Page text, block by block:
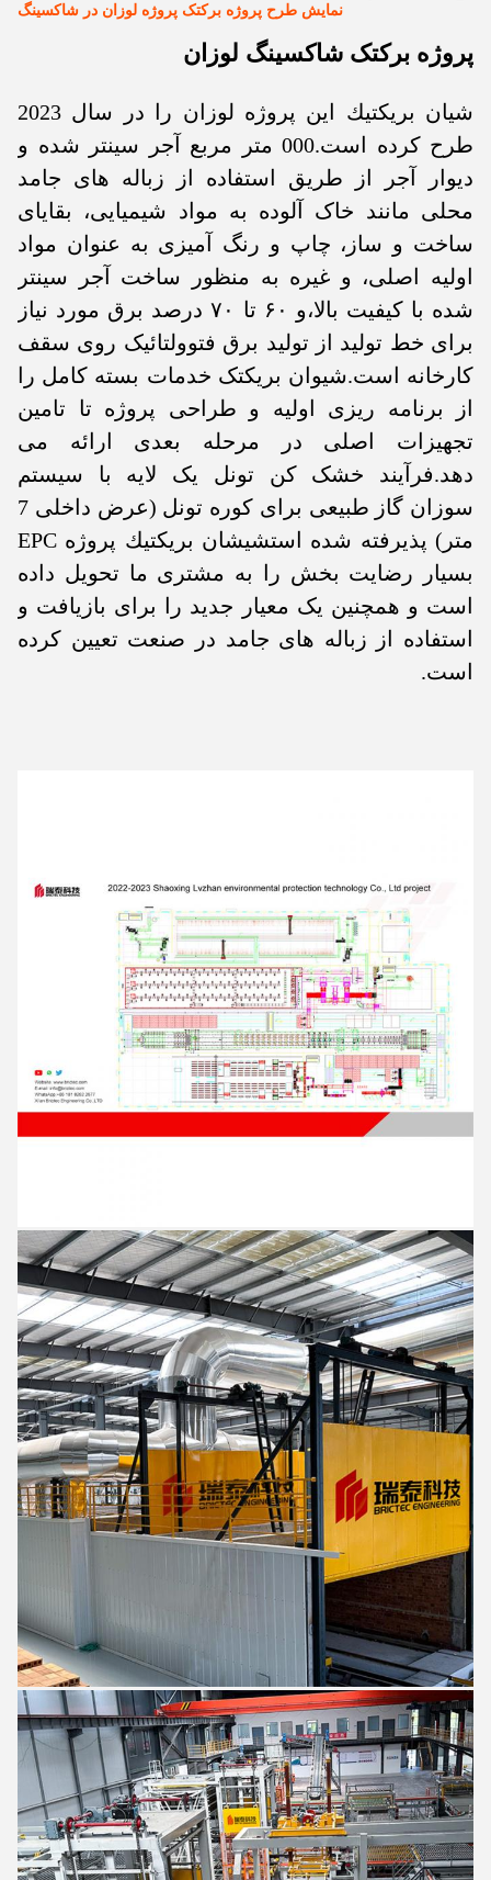
نمایش طرح پروژه برکتک پروژه لوزان در شاکسینگ
پروژه برکتک شاکسینگ لوزان
شيان بريكتيك اين پروژه لوزان را در سال 2023
طرح كرده است.000 متر مربع آجر سینتر شده و
دیوار آجر از طریق استفاده از زباله های جامد
محلی مانند خاک آلوده به مواد شیمیایی، بقایای
ساخت و ساز، چاپ و رنگ آمیزی به عنوان مواد
اولیه اصلی، و غیره به منظور ساخت آجر سینتر
شده با کیفیت بالا،و ۶۰ تا ۷۰ درصد برق مورد نیاز
برای خط تولید از تولید برق فتوولتائیک روی سقف
کارخانه است.شیوان بریکتک خدمات بسته کامل را
از برنامه ریزی اولیه و طراحی پروژه تا تامین
تجهیزات اصلی در مرحله بعدی ارائه می
دهد.فرآیند خشک کن تونل یک لایه با سیستم
سوزان گاز طبیعی برای کوره تونل (عرض داخلی 7
متر) پذیرفته شده استشيشان بريكتيك پروژه EPC
بسیار رضایت بخش را به مشتری ما تحویل داده
است و همچنین یک معیار جدید را برای بازیافت و
استفاده از زباله های جامد در صنعت تعیین کرده
است.